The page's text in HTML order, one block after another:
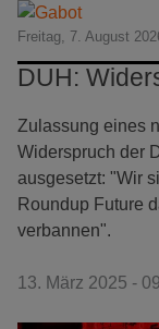
Freitag, 7. August
DUH:
Zulassung eines
Widerspruch der
ausgesetzt: "Wir
Roundup Future
verbannen".
13. März 2025 -